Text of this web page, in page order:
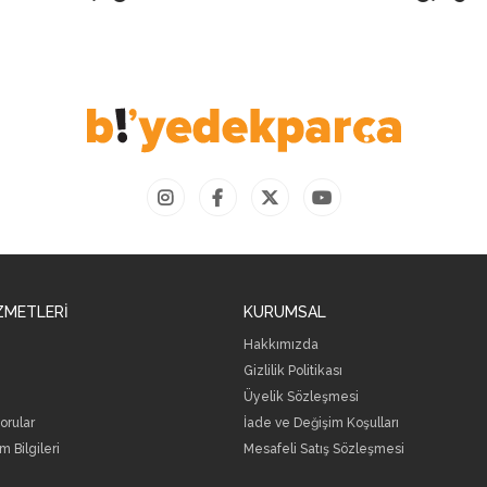
Bilgileri
KURUMSAL
Hakkımızda
Gizlilik Politikası
Üyelik Sözleşmesi
İade ve Değişim Koşulları
Mesafeli Satış Sözleşmesi